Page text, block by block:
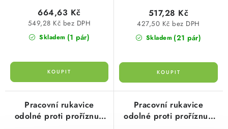
VÝPRODEJ
Položky bez zařazené kategorie dle výrobců
VÁNOCE
OSVĚTLENÍ
Otevírací doba výdejny
Obchodní podmínky
Skladem (1 pár)
549,28 Kč bez DPH
664,63 Kč
Skladem (21 pár)
427,50 Kč bez DPH
517,28 Kč
Pracovní rukavice
odolné proti proříznutí
Pracovní rukavice
odolné proti proříznutí